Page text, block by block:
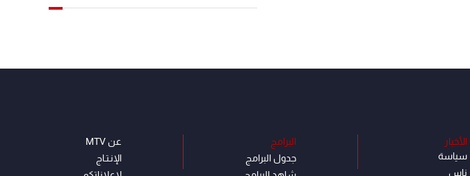
الأخبار
سياسة
ناس
البرامج
جدول البرامج
عن MTV
الإنـتـاج